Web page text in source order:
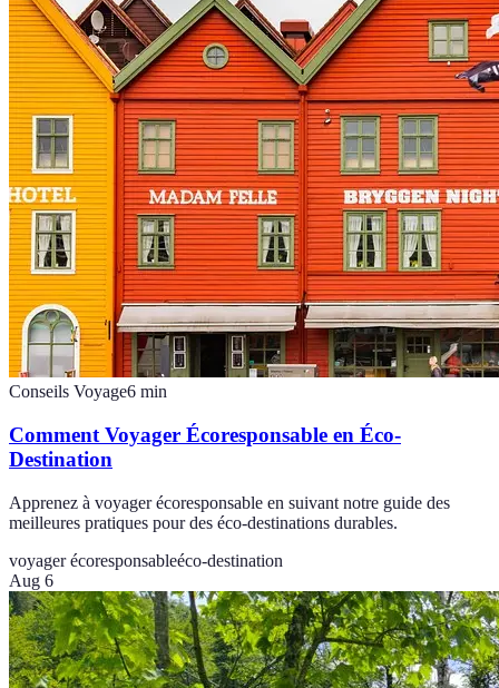
Conseils Voyage6 min
Comment Voyager Écoresponsable en Éco-
Destination
Apprenez à voyager écoresponsable en suivant notre guide des
meilleures pratiques pour des éco-destinations durables.
voyager écoresponsableéco-destination
Aug 6